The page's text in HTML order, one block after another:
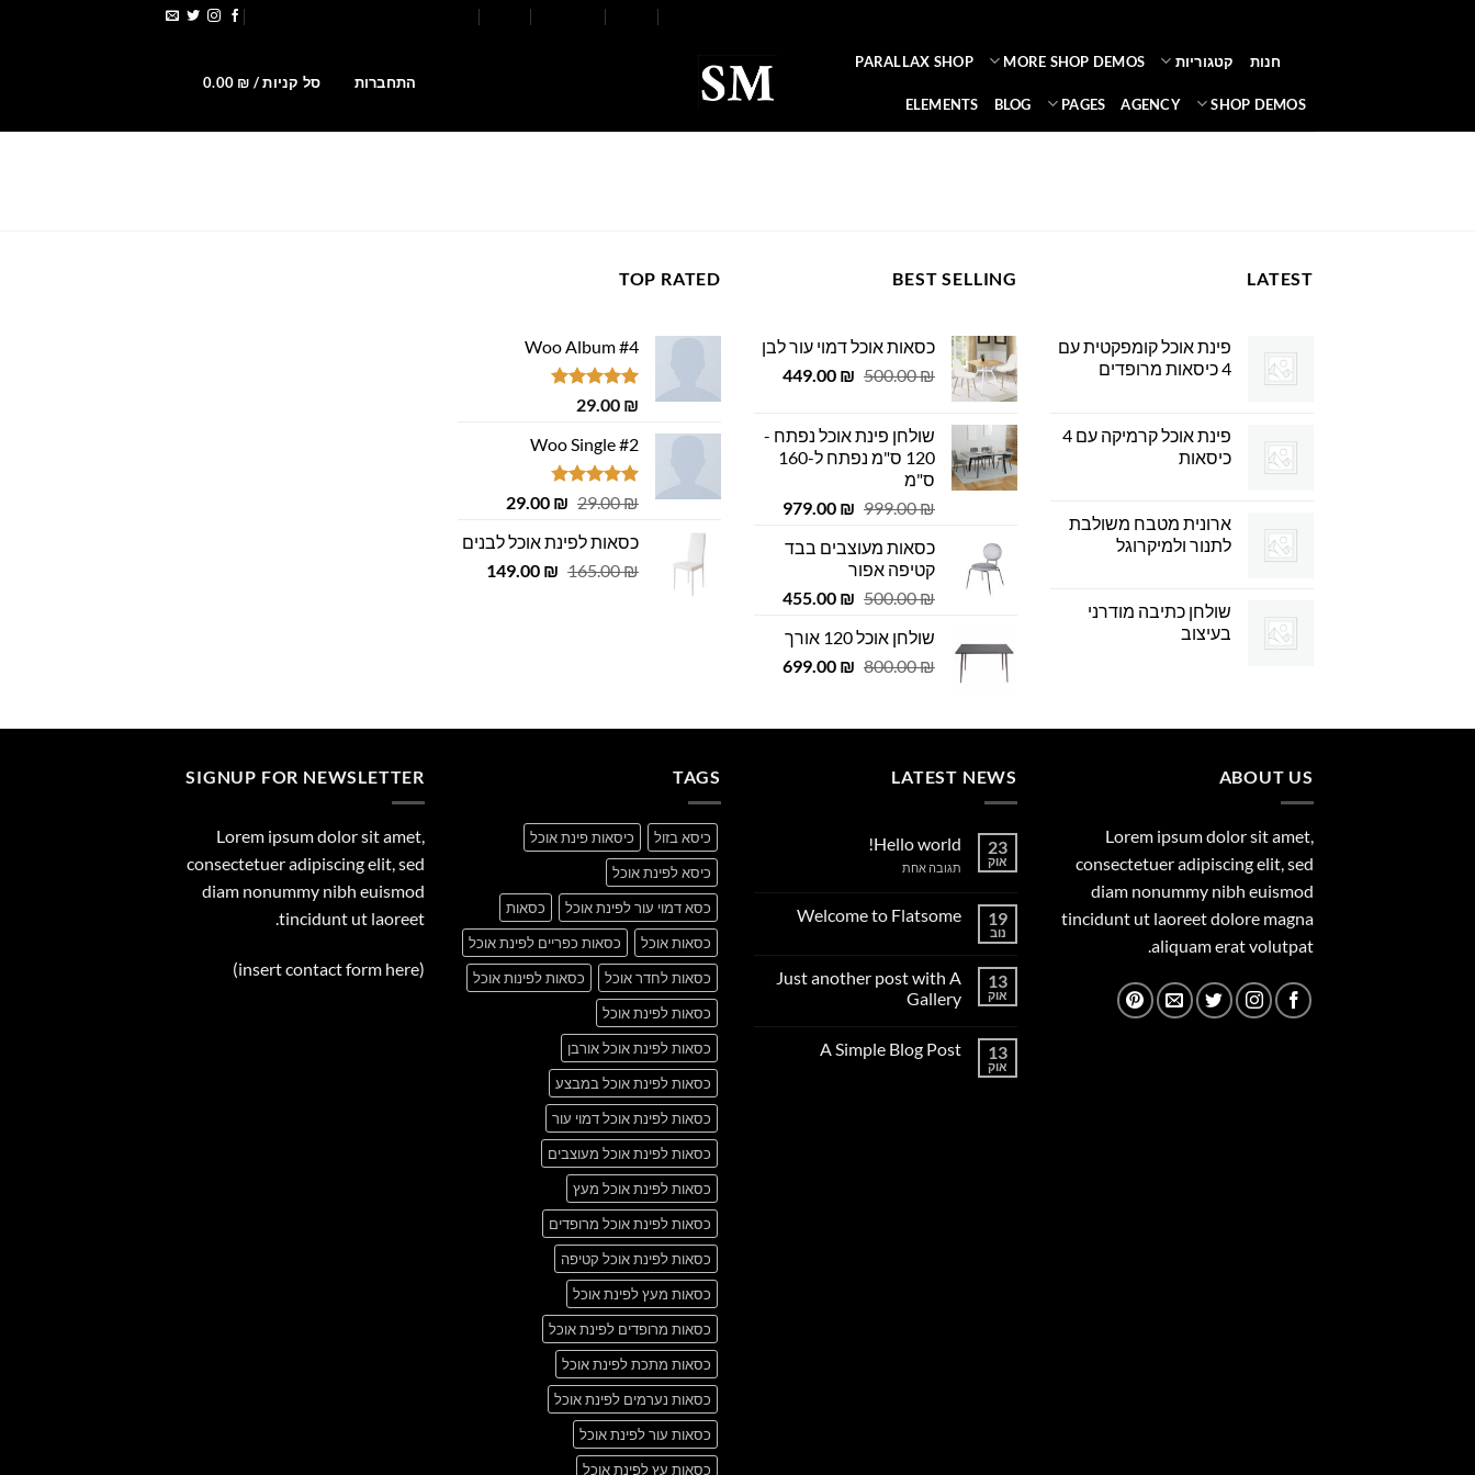
חנות קטגוריות MORE SHOP DEMOS
PARALLAX SHOP
SHOP DEMOS
AGENCY
PAGES
BLOG
ELEMENTS
התחברות סל קניות / 0.00 ₪
LATEST
פינת אוכל קומפקטית עם
4 כיסאות מרופדים
פינת אוכל קרמיקה עם 4
כיסאות
ארונית מטבח משולבת
לתנור ולמיקרוגל
שולחן כתיבה מודרני
בעיצוב
BEST SELLING
כסאות אוכל דמוי עור לבן
500.00₪
המחיר
500.00 ₪.
449.00 ₪
המחיר
449.00 ₪.שולחן פינת אוכל נפתח -
120 ס"מ נפתח ל-160
ס"מ
999.00₪
המחיר
היה:
999.00 ₪.
979.00 ₪
המחיר
כסאות מעוצבים בבד
קטיפה אפור
500.00₪
המחיר
היה:
500.00 ₪.
455.00 ₪
המחיר
455.00 ₪.
שולחן אוכל 120 אורך
800.00₪
המחיר
800.00 ₪.
699.00 ₪
המחיר
699.00 ₪.
TOP RATED
Woo Album #4
דורג5.00
29.00 ₪
Woo Single #2
דורג4.75
29.00₪
המחיר
היה:
29.00 ₪.
29.00 ₪
המחיר
הוא:
29.00 ₪.
כסאות לפינת אוכל לבנים
165.00₪
המחיר
149.00 ₪
המחיר
ABOUT US
Lorem ipsum dolor sit amet,
consectetuer adipiscing elit, sed
diam nonummy nibh euismod
tincidunt ut laoreet dolore magna
aliquam erat volutpat.
LATEST NEWS
23
אוק
Hello world!
תגובה אחתעל
19
נוב
Welcome to Flatsome
Welcome
to
Flatsome
13
אוק
Just another post with A
Gallery
על
13
אוק
A Simple Blog Post
TAGS
כיסא בזול
כיסאות פינת אוכל
כיסא לפינת אוכל
כסא דמוי עור לפינת אוכל
כסאות
כסאות אוכל
כסאות כפריים לפינת אוכל
כסאות לחדר אוכל
כסאות לפינות אוכל
כסאות לפינת אוכל
כסאות לפינת אוכל אורבן
כסאות לפינת אוכל במבצע
כסאות לפינת אוכל דמוי עור
כסאות לפינת אוכל מעוצבים
כסאות לפינת אוכל מעץ
כסאות לפינת אוכל מרופדים
כסאות לפינת אוכל קטיפה
כסאות מעץ לפינת אוכל
כסאות מרופדים לפינת אוכל
כסאות מתכת לפינת אוכל
כסאות נערמים לפינת אוכל
כסאות עור לפינת אוכל
כסאות עץ לפינת אוכל
SIGNUP FOR NEWSLETTER
Lorem ipsum dolor sit amet,
consectetuer adipiscing elit, sed
diam nonummy nibh euismod
tincidunt ut laoreet.
(insert contact form here)